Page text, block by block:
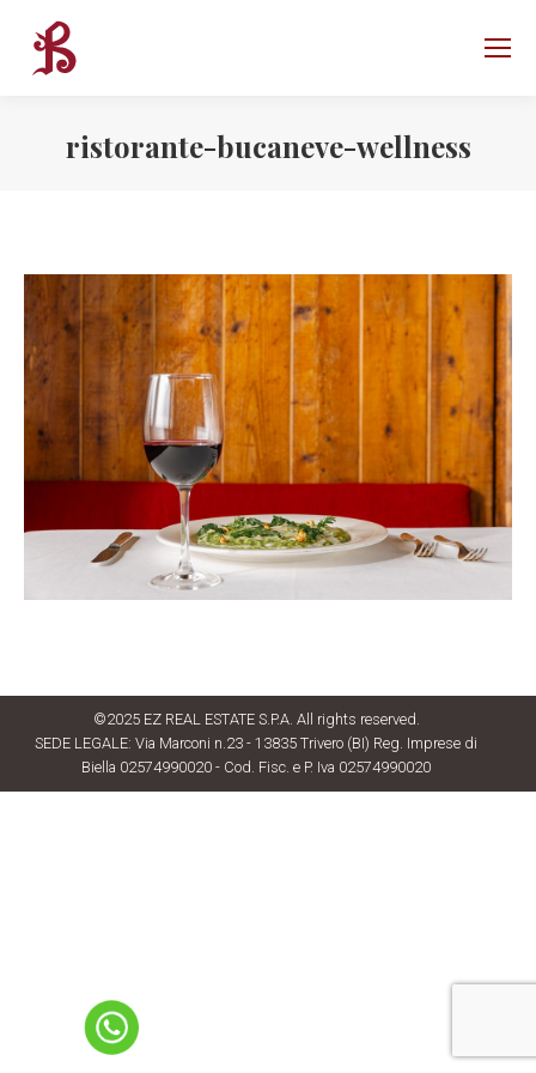
ristorante-bucaneve-wellness
©2025 EZ REAL ESTATE S.P.A. All rights reserved.
SEDE LEGALE: Via Marconi n.23 - 13835 Trivero (BI) Reg. Imprese di
Biella 02574990020 - Cod. Fisc. e P. Iva 02574990020